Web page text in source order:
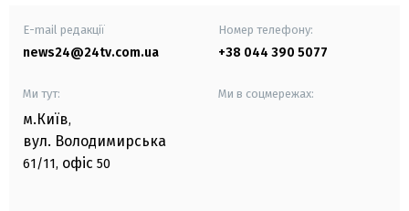
E-mail редакції
news24@24tv.com.ua
Номер телефону:
+38 044 390 5077
Ми тут:
м.Київ,
вул. Володимирська
61/11, офіс 50
Ми в соцмережах: